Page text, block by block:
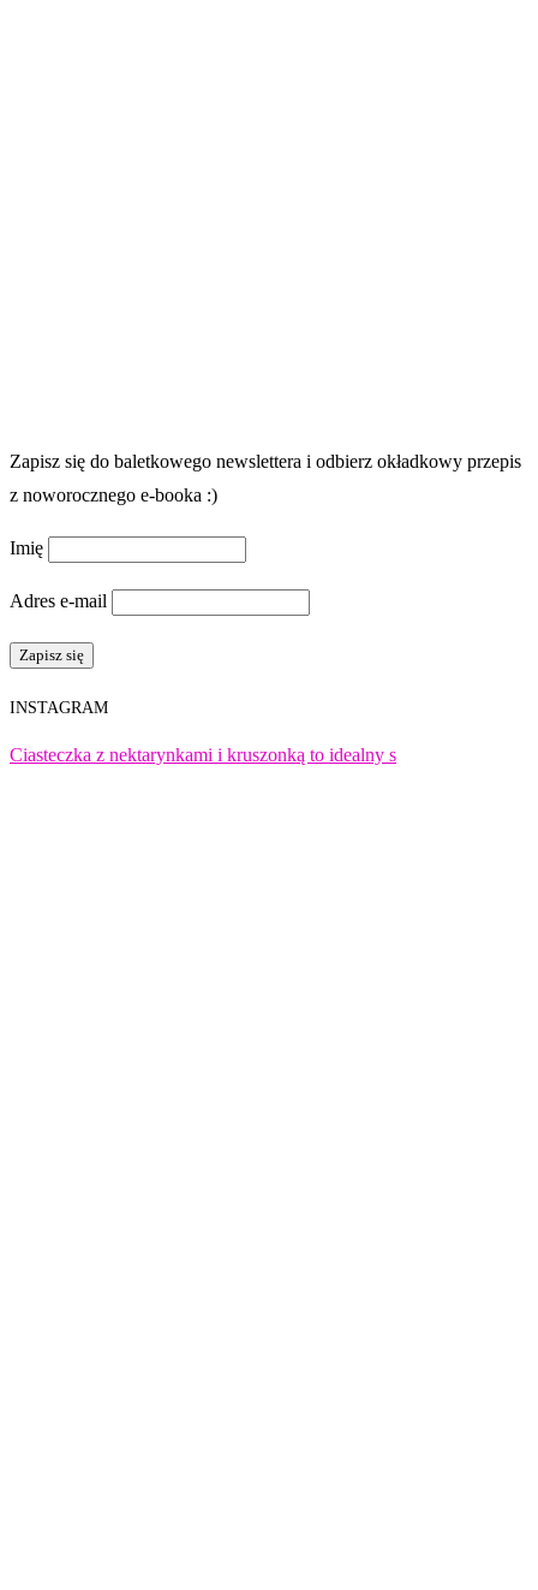
Zapisz się do baletkowego newslettera i odbierz okładkowy przepis
z noworocznego e-booka :)
Imię
Adres e-mail
INSTAGRAM
Ciasteczka z nektarynkami i kruszonką to idealny s